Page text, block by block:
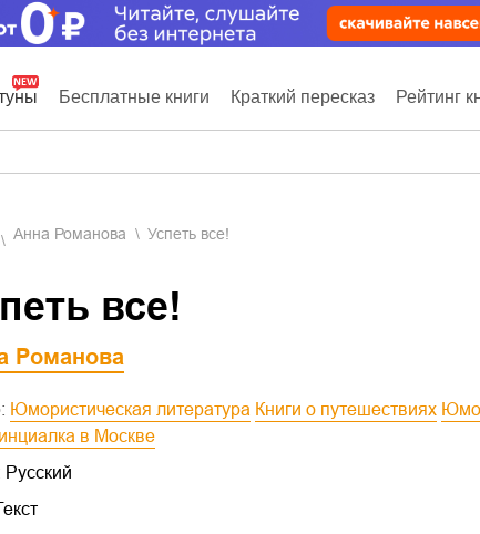
Бесплатные книги Краткий пересказ Рейтинг
Анна Романова Успеть все!
все!
Романова
Юмористическая литература Книги о путешествиях
в Москве
Русский